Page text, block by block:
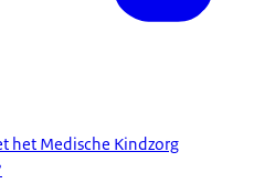
het Medische Kindzorg